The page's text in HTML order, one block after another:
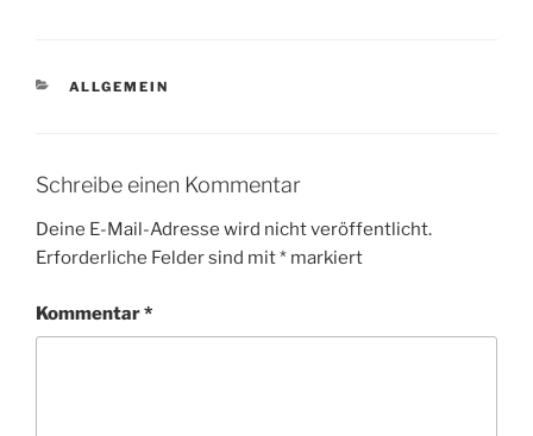
KATEGORIEN
ALLGEMEIN
Schreibe einen Kommentar
Deine E-Mail-Adresse wird nicht veröffentlicht.
Erforderliche Felder sind mit* markiert
Kommentar*